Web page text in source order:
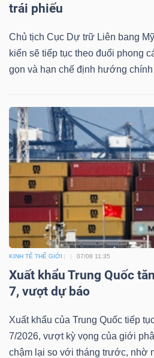
trái phiếu
Chủ tịch Cục Dự trữ Liên bang
kiến sẽ tiếp tục theo đuổi phong
gọn và hạn chế định hướng
KINH TẾ THẾ GIỚI 07/08 11:35
Xuất khẩu Trung Quốc
7, vượt dự báo
Xuất khẩu của Trung Quốc tiếp
7/2026, vượt kỳ vọng của giới
chậm lại so với tháng trước, nhờ
Tin
tức
(-)
viết
của
tác
giả
Báo
cáo
phân
tích
(-)
Thuật
ngữ
(-)